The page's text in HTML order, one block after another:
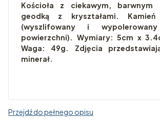
Kościoła z ciekawym, barwnym
geodką z kryształami. Kamień
(wyszlifowany i
powierzchni). Wymiary: 5cm x
Waga: 49g. Zdjęcia
minerał.
Przejdź do pełnego opisu